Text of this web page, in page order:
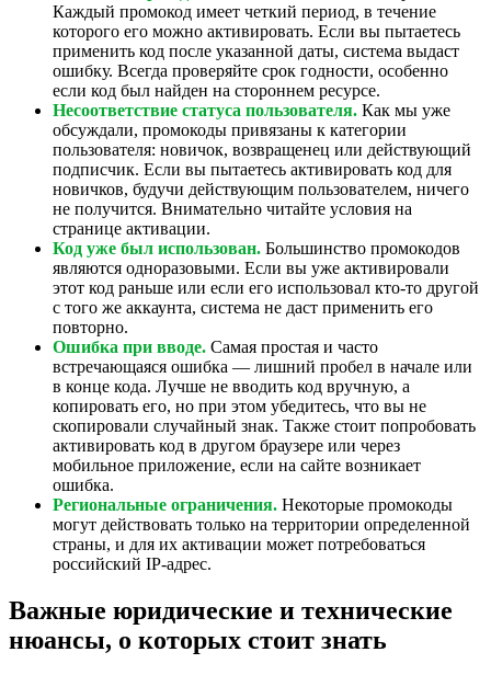
Каждый промокод имеет четкий период, в течение
которого его можно активировать. Если вы пытаетесь
применить код после указанной даты, система выдаст
ошибку. Всегда проверяйте срок годности, особенно
если код был найден на стороннем ресурсе.
Несоответствие статуса пользователя. Как мы уже
обсуждали, промокоды привязаны к категории
пользователя: новичок, возвращенец или действующий
подписчик. Если вы пытаетесь активировать код для
новичков, будучи действующим пользователем, ничего
не получится. Внимательно читайте условия на
странице активации.
Код уже был использован. Большинство промокодов
являются одноразовыми. Если вы уже активировали
этот код раньше или если его использовал кто-то другой
с того же аккаунта, система не даст применить его
повторно.
Ошибка при вводе. Самая простая и часто
встречающаяся ошибка — лишний пробел в начале или
в конце кода. Лучше не вводить код вручную, а
копировать его, но при этом убедитесь, что вы не
скопировали случайный знак. Также стоит попробовать
активировать код в другом браузере или через
мобильное приложение, если на сайте возникает
ошибка.
Региональные ограничения. Некоторые промокоды
могут действовать только на территории определенной
страны, и для их активации может потребоваться
российский IP-адрес.
Важные юридические и технические
нюансы, о которых стоит знать